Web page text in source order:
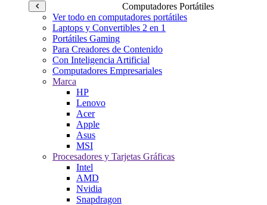
Computadores Portátiles
Ver todo en computadores portátiles
Laptops y Convertibles 2 en 1
Portátiles Gaming
Para Creadores de Contenido
Con Inteligencia Artificial
Computadores Empresariales
Marca
HP
Lenovo
Acer
Apple
Asus
MSI
Procesadores y Tarjetas Gráficas
Intel
AMD
Nvidia
Snapdragon